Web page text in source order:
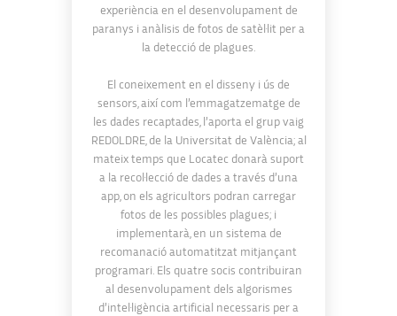
experiència en el desenvolupament de
paranys i anàlisis de fotos de satèl·lit per a
la detecció de plagues.
El coneixement en el disseny i ús de
sensors, així com l’emmagatzematge de
les dades recaptades, l’aporta el grup vaig
REDOLDRE, de la Universitat de València; al
mateix temps que Locatec donarà suport
a la recol·lecció de dades a través d’una
app, on els agricultors podran carregar
fotos de les possibles plagues; i
implementarà, en un sistema de
recomanació automatitzat mitjançant
programari. Els quatre socis contribuiran
al desenvolupament dels algorismes
d’intel·ligència artificial necessaris per a